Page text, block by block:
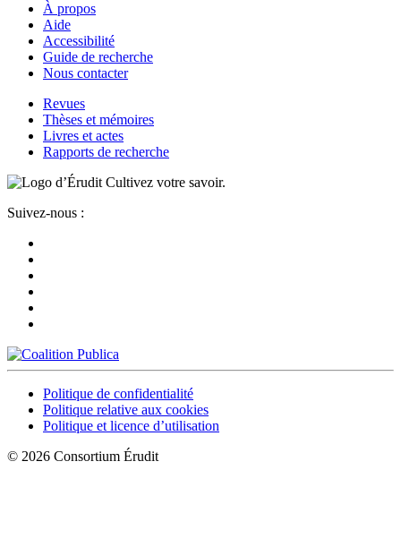
À propos
Aide
Accessibilité
Guide de recherche
Nous contacter
Revues
Thèses et mémoires
Livres et actes
Rapports de recherche
Cultivez votre savoir.
Suivez-nous :
Politique de confidentialité
Politique relative aux cookies
Politique et licence d’utilisation
© 2026 Consortium Érudit